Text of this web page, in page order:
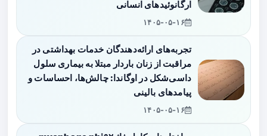
ارگانوئیدهای انسانی
۱۴۰۵-۰۵-۱۶
تجربه‌های ارائه‌دهندگان خدمات بهداشتی در
مراقبت از زنان باردار مبتلا به بیماری سلول
داسی‌شکل در اوگاندا: چالش‌ها، احساسات و
پیامدهای بالینی
۱۴۰۵-۰۵-۱۶